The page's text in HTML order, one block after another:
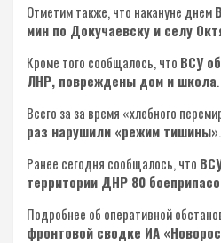
Отметим также, что накануне днем
мин по Докучаевску и селу
Кроме того сообщалось, что ВСУ
ЛНР, повреждены дом и школа.
Всего за за время «хлебного
раз нарушили «режим тишины».
Ранее сегодня сообщалось, что
территории ДНР 80
Подробнее об оперативной
фронтовой сводке ИА